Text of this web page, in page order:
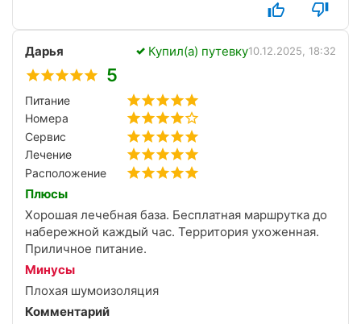
Дарья Купил(а) путевку10.12.2025, 18:32
5
Питание
Номера
Сервис
Лечение
Расположение
Плюсы
Хорошая лечебная база. Бесплатная маршрутка до
набережной каждый час. Территория ухоженная.
Приличное питание.
Минусы
Плохая шумоизоляция
Комментарий